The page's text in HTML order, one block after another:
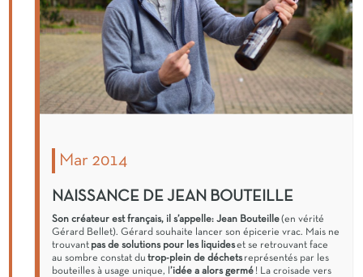
Mar 2014
NAISSANCE DE JEAN BOUTEILLE
Son créateur est français, il s’appelle: Jean Bouteille(en vérité
Gérard Bellet). Gérard souhaite lancer son épicerie vrac. Mais ne
trouvant pas de solutions pour les liquideset se retrouvant face
au sombre constat du trop-plein de déchetsreprésentés par les
bouteilles à usage unique, l ’idée a alors germé ! La croisade vers